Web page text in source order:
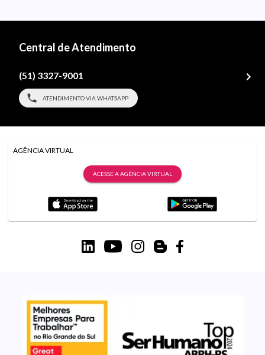
Central de Atendimento
(51) 3327-9001
ATENDIMENTO VIA WHATSAPP
AGÊNCIA VIRTUAL
ACESSE A AGÊNCIA VIRTUAL